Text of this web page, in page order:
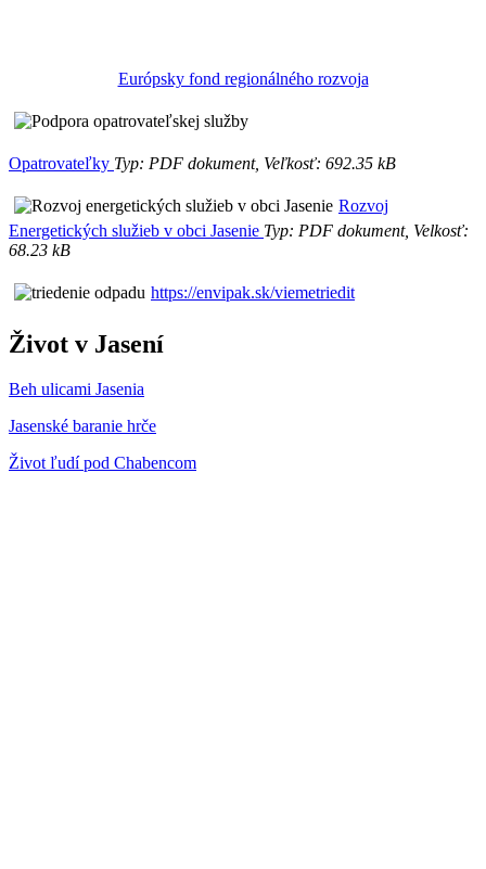
Európsky fond regionálného rozvoja
Opatrovateľky Typ: PDF dokument, Veľkosť: 692.35 kB
Rozvoj
Energetických služieb v obci Jasenie Typ: PDF dokument, Velkosť:
68.23 kB
https://envipak.sk/viemetriedit
Život v Jasení
Beh ulicami Jasenia
Jasenské baranie hrče
Život ľudí pod Chabencom